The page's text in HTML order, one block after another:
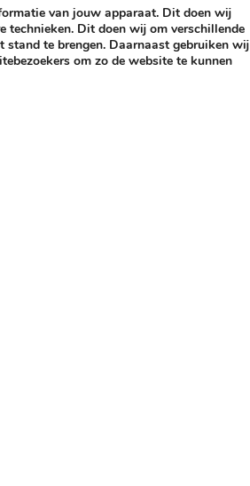
van jouw apparaat. Dit doen wij
technieken. Dit doen wij om verschillende
stand te brengen. Daarnaast gebruiken wij
om zo de website te kunnen